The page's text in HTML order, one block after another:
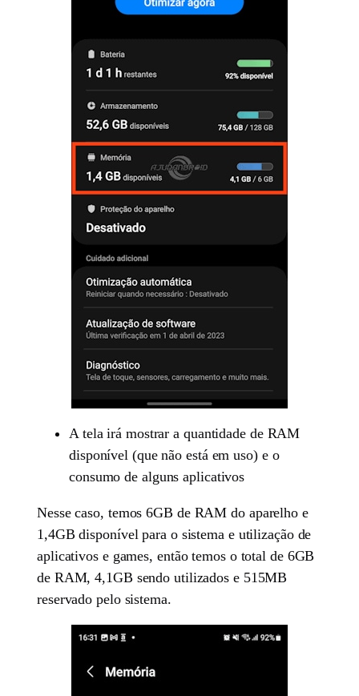
A tela irá mostrar a quantidade de RAM
disponível (que não está em uso) e o
consumo de alguns aplicativos
Nesse caso, temos 6GB de RAM do aparelho e
1,4GB disponível para o sistema e utilização de
aplicativos e games, então temos o total de 6GB
de RAM, 4,1GB sendo utilizados e 515MB
reservado pelo sistema.